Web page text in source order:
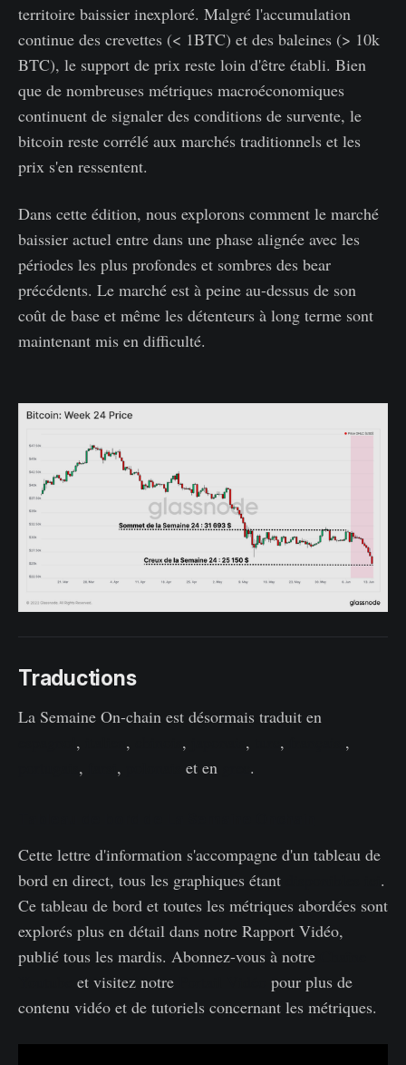
territoire baissier inexploré. Malgré l'accumulation
continue des crevettes (< 1BTC) et des baleines (> 10k
BTC), le support de prix reste loin d'être établi. Bien
que de nombreuses métriques macroéconomiques
continuent de signaler des conditions de survente, le
bitcoin reste corrélé aux marchés traditionnels et les
prix s'en ressentent.
Dans cette édition, nous explorons comment le marché
baissier actuel entre dans une phase alignée avec les
périodes les plus profondes et sombres des bear
précédents. Le marché est à peine au-dessus de son
coût de base et même les détenteurs à long terme sont
maintenant mis en difficulté.
Traductions
La Semaine On-chain est désormais traduit en
, , , , ,
,
, , et en .
Cette lettre d'information s'accompagne d'un tableau de
bord en direct, tous les graphiques étant
.
Ce tableau de bord et toutes les métriques abordées sont
explorés plus en détail dans notre Rapport Vidéo,
publié tous les mardis. Abonnez-vous à notre
et visitez notre
pour plus de
contenu vidéo et de tutoriels concernant les métriques.